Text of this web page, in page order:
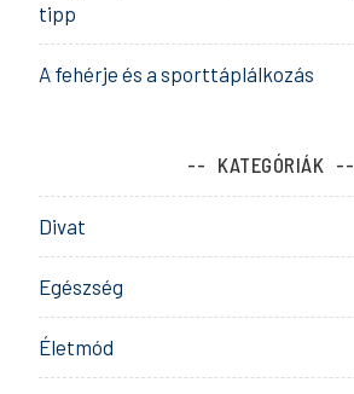
tipp
A fehérje és a sporttáplálkozás
KATEGÓRIÁK
Divat
Egészség
Életmód